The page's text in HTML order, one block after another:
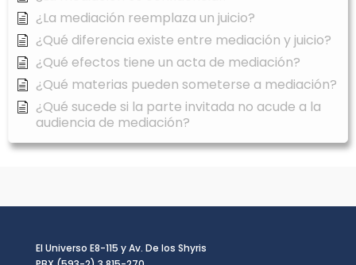
¿La mediación reemplaza un juicio?
¿Qué diferencia existe entre mediación y juicio?
¿Qué efectos tiene un acta de mediación?
¿Qué materias pueden someterse a mediación?
¿Qué sucede si la parte invitada no acude a la
audiencia de mediación?
El Universo E8-115 y Av. De los Shyris